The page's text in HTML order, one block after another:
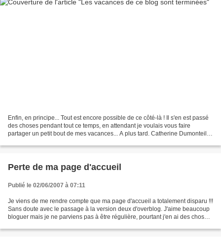
Enfin, en principe... Tout est encore possible de ce côté-là ! Il s'en est passé
des choses pendant tout ce temps, en attendant je voulais vous faire
partager un petit bout de mes vacances... A plus tard. Catherine Dumonteil
Perte de ma page d'accueil
Publié le 02/06/2007 à 07:11
Je viens de me rendre compte que ma page d'accueil a totalement disparu !!!
Sans doute avec le passage à la version deux d'overblog. J'aime beaucoup
bloguer mais je ne parviens pas à être régulière, pourtant j'en ai des choses